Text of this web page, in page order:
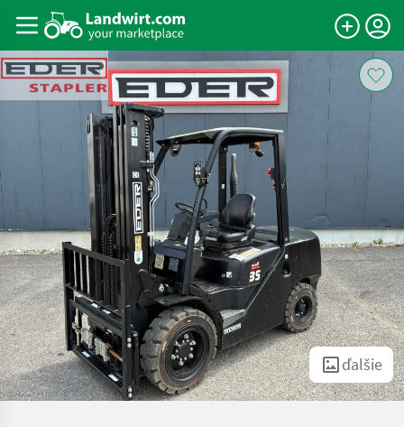
ďalšie